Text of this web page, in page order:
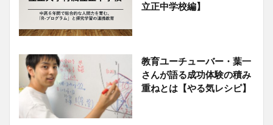
立正中学校編】
教育ユーチューバー・葉一
さんが語る成功体験の積み
重ねとは【やる気レシピ】